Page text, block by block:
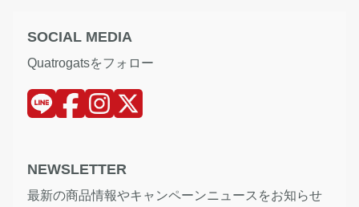
SOCIAL MEDIA
Quatrogatsをフォロー
NEWSLETTER
最新の商品情報やキャンペーンニュースをお知らせ